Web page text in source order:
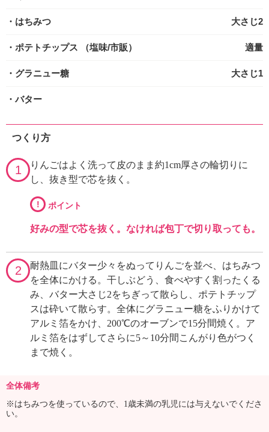
・はちみつ 大さじ2
・ポテトチップス （塩味/市販） 適量
・グラニュー糖 大さじ1
・バター
つくり方
1
りんごはよく洗って皮のまま約1cm厚さの輪切りに
し、抜き型で芯を抜く。
! ポイント
好みの型で芯を抜く。なければ包丁で切り取っても。
2
耐熱皿にバター少々をぬってりんごを並べ、はちみつ
を全体にかける。干しぶどう、食べやすく割ったくる
み、バター大さじ2をちぎって散らし、ポテトチップ
スは砕いて散らす。全体にグラニュー糖をふりかけて
アルミ箔をかけ、200℃のオーブンで15分間焼く。ア
ルミ箔をはずしてさらに5～10分間こんがり色がつく
まで焼く。
全体備考
※はちみつを使っているので、1歳未満の乳児には与えないでくださ
い。